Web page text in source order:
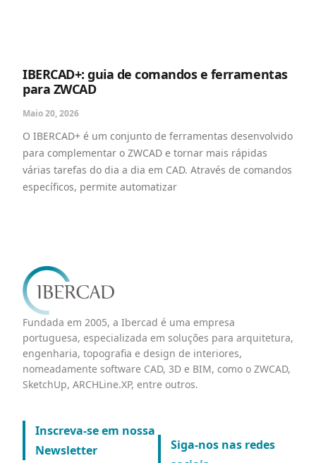
IBERCAD+: guia de comandos e ferramentas
para ZWCAD
Maio 20, 2026
O IBERCAD+ é um conjunto de ferramentas desenvolvido
para complementar o ZWCAD e tornar mais rápidas
várias tarefas do dia a dia em CAD. Através de comandos
específicos, permite automatizar
Fundada em 2005, a Ibercad é uma empresa
portuguesa, especializada em soluções para arquitetura,
engenharia, topografia e design de interiores,
nomeadamente software CAD, 3D e BIM, como o ZWCAD,
SketchUp, ARCHLine.XP, entre outros.
Inscreva-se em nossa
Newsletter
Siga-nos nas redes